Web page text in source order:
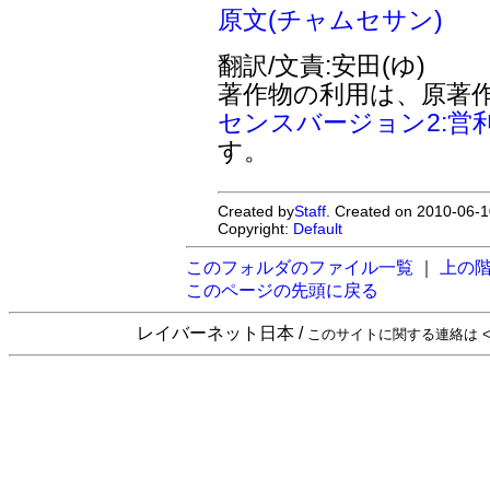
原文(チャムセサン)
翻訳/文責:安田(ゆ)
著作物の利用は、原著
センスバージョン2:営
す。
Created byStaff . Created on 2010-
Copyright: Default
このフォルダのファイル一覧
上の
このページの先頭に戻る
レイバーネット日本 / このサイトに関する連絡は